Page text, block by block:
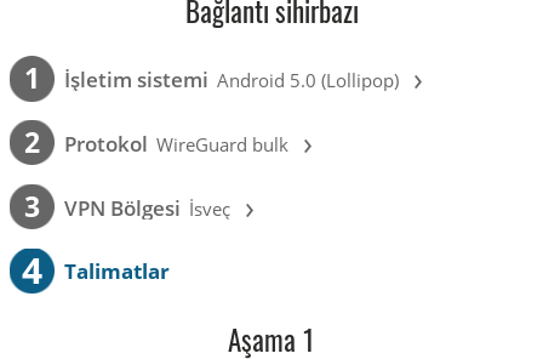
Bağlantı sihirbazı
1 İşletim sistemi Android 5.0 (Lollipop) ›
2 Protokol WireGuard bulk ›
3 VPN Bölgesi İsveç ›
4 Talimatlar
Aşama 1